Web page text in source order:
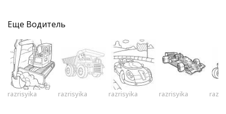
Еще Водитель
razrisyika razrisyika razrisyika razrisyika